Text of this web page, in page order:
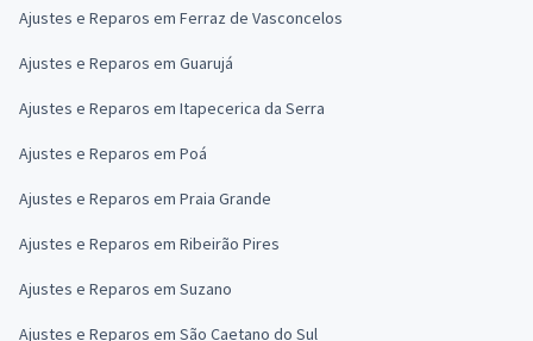
Ajustes e Reparos em Ferraz de Vasconcelos
Ajustes e Reparos em Guarujá
Ajustes e Reparos em Itapecerica da Serra
Ajustes e Reparos em Poá
Ajustes e Reparos em Praia Grande
Ajustes e Reparos em Ribeirão Pires
Ajustes e Reparos em Suzano
Ajustes e Reparos em São Caetano do Sul